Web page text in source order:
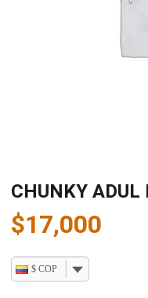
CHUNKY ADUL
$17,000
$ COP